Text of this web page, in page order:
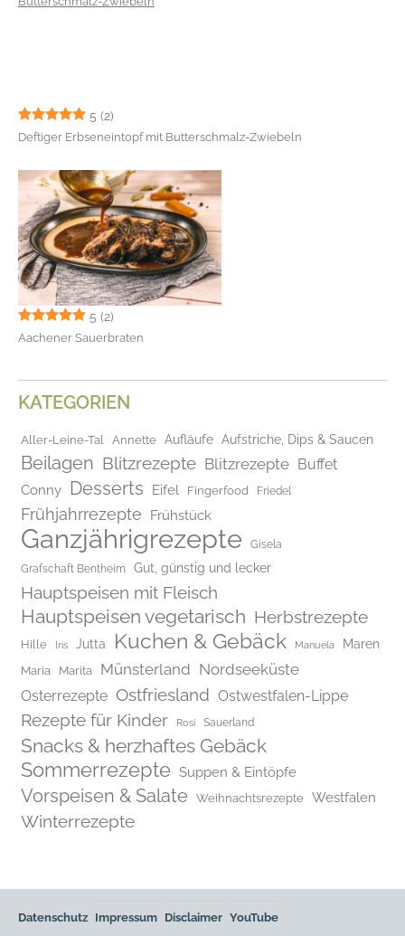
5 (2)
Deftiger Erbseneintopf mit Butterschmalz-Zwiebeln
5 (2)
Aachener Sauerbraten
KATEGORIEN
Aller-Leine-Tal Annette Aufläufe Aufstriche, Dips & Saucen
Beilagen Blitzrezepte Blitzrezepte Buffet
Conny Desserts Eifel Fingerfood Friedel
Frühjahrrezepte Frühstück
Ganzjährigrezepte
Gisela
Grafschaft Bentheim
Gut, günstig und lecker
Hauptspeisen mit Fleisch
Hauptspeisen vegetarisch Herbstrezepte
Hille Iris Jutta Kuchen & Gebäck Manuela Maren
Maria Marita Münsterland Nordseeküste
Osterrezepte Ostfriesland Ostwestfalen-Lippe
Rezepte für Kinder Rosi Sauerland
Snacks & herzhaftes Gebäck
Sommerrezepte Suppen & Eintöpfe
Vorspeisen & Salate Weihnachtsrezepte Westfalen
Winterrezepte
Datenschutz Impressum Disclaimer YouTube